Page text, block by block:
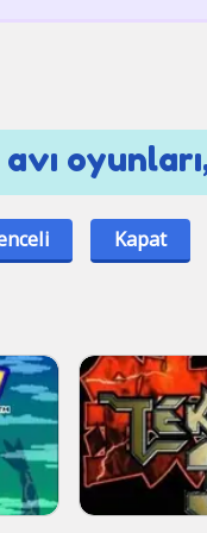
avı
Kapat